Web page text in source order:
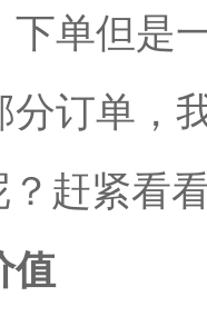
下单但是
分订单，
？赶紧看
值